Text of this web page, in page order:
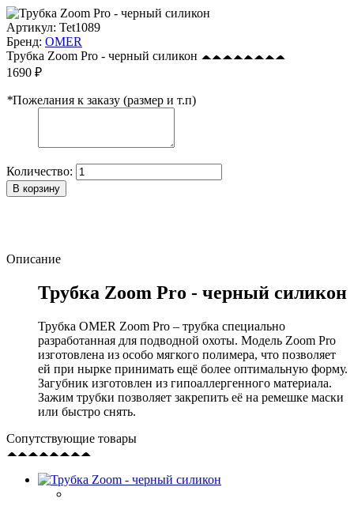
Артикул: Tet1089
Бренд: OMER
Трубка Zoom Pro - черный силикон
1690 ₽
*Пожелания к заказу (размер и т.п)
Количество:
В корзину
Описание
Трубка Zoom Pro - черный силикон
Трубка OMER Zoom Pro – трубка специально
разработанная для подводной охоты. Модель Zoom Pro
изготовлена из особо мягкого полимера, что позволяет
ей при нырке принимать ещё более оптимальную форму.
Загубник изготовлен из гипоаллергенного материала.
Зажим трубки позволяет закрепить её на ремешке маски
или быстро снять.
Сопутствующие товары